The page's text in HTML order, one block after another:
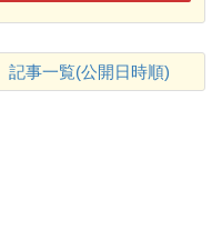
記事一覧(公開日時順)